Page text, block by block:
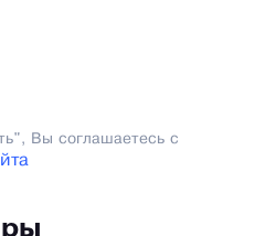
Вы соглашаетесь с